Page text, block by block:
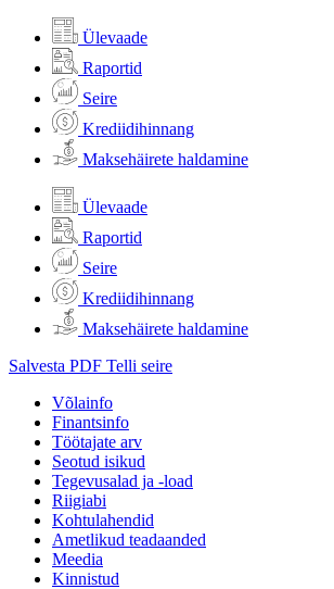
Ülevaade
Raportid
Seire
Krediidihinnang
Maksehäirete haldamine
Ülevaade
Raportid
Seire
Krediidihinnang
Maksehäirete haldamine
Salvesta PDF Telli seire
Võlainfo
Finantsinfo
Töötajate arv
Seotud isikud
Tegevusalad ja -load
Riigiabi
Kohtulahendid
Ametlikud teadaanded
Meedia
Kinnistud